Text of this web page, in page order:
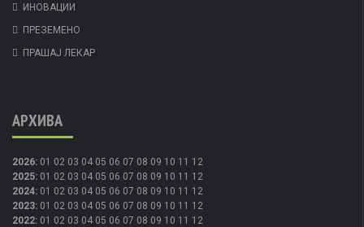
ИНОВАЦИИ
ПРЕЗЕМЕНО
ПРАШАЈ ЛЕКАР
АРХИВА
2026: 01 02 03 04 05 06 07 08 09 10 11 12
2025: 01 02 03 04 05 06 07 08 09 10 11 12
2024: 01 02 03 04 05 06 07 08 09 10 11 12
2023: 01 02 03 04 05 06 07 08 09 10 11 12
2022: 01 02 03 04 05 06 07 08 09 10 11 12